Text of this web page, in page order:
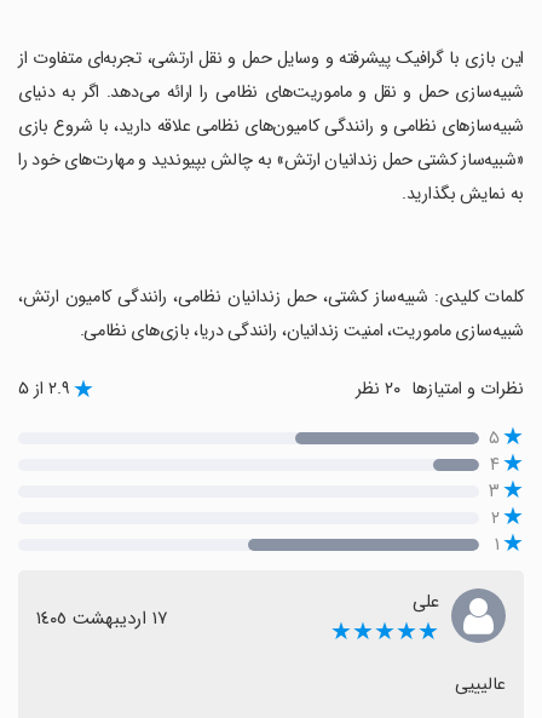
‏این بازی با گرافیک پیشرفته و وسایل حمل و نقل ارتشی، تجربه‌ای متفاوت از
شبیه‌سازی حمل و نقل و ماموریت‌های نظامی را ارائه می‌دهد. اگر به دنیای
شبیه‌سازهای نظامی و رانندگی کامیون‌های نظامی علاقه دارید، با شروع بازی
«شبیه‌ساز کشتی حمل زندانیان ارتش» به چالش بپیوندید و مهارت‌های خود را
به‌ نمایش بگذارید.
‏کلمات کلیدی: شبیه‌ساز کشتی، حمل زندانیان نظامی، رانندگی کامیون ارتش،
شبیه‌سازی ماموریت، امنیت زندانیان، رانندگی دریا، بازی‌های نظامی.
نظرات و امتیازها ۲.۹ از ۵
۵
۴
۳
۲
۱
علی
★★★★★ ١٧ اردیبهشت ١٤٠٥
عالیییی